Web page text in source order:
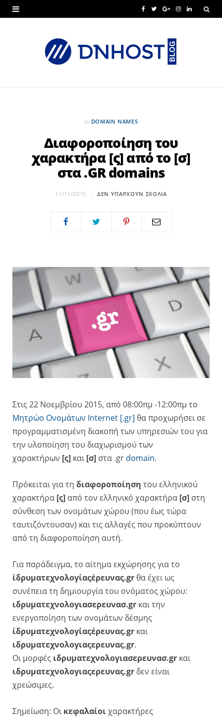
c
T
i
G
o
g
I L
in DOMAIN NAMES
Διαφοροποίηση του
χαρακτήρα [ς] από το [σ]
στα .GR domains
11/11/2015 ΔΕΝ ΥΠΆΡΧΟΥΝ ΣΧΌΛΙΑ
Στις 22 Νοεμβρίου 2015, από 08:00πμ -12:00πμ το
Μητρώο Ονομάτων Internet [.gr] θα προχωρήσει σε
προγραμματισμένη διακοπή των υπηρεσιών του για
την υλοποίηση του διαχωρισμού των
χαρακτήρων [ς] και [σ] στα .gr domain.
Πρόκειται για τη διαφοροποίηση του ελληνικού
χαρακτήρα [ς] από τον ελληνικό χαρακτήρα [σ] στη
σύνθεση των ονομάτων χώρου (που έως τώρα
ταυτιζόντουσαν) και τις αλλαγές που προκύπτουν
από τη διαφοροποίηση αυτή.
Για παράδειγμα, το αίτημα εκχώρησης για το
ίδρυματεχνολογίαςέρευνας.gr θα έχει ως
συνέπεια τη δημιουργία του ονόματος χώρου:
ιδρυματεχνολογιασερευνασ.gr και την
ενεργοποίηση των ονομάτων δέσμης
ίδρυματεχνολογίαςέρευνας.gr και
ιδρυματεχνολογιαςερευνας.gr.
Οι μορφές ιδρυματεχνολογιασερευνασ.gr και
ιδρυματεχνολογιαςερευνας.gr δεν είναι
χρεώσιμες.
Σημείωση: Οι κεφαλαίοιχαρακτήρες